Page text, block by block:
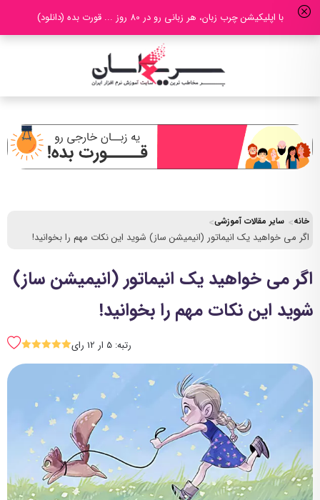
با اپلیکیشن چرب زبان، هر زبانی رو در 80 روز ... قورت بده (دانلود)
خانه سایر مقالات آموزشی
اگر می خواهید یک انیماتور (انیمیشن ساز) شوید این نکات مهم را بخوانید!
اگر می خواهید یک انیماتور (انیمیشن ساز)
شوید این نکات مهم را بخوانید!
رتبه: 5 ار 12 رای SSSSS